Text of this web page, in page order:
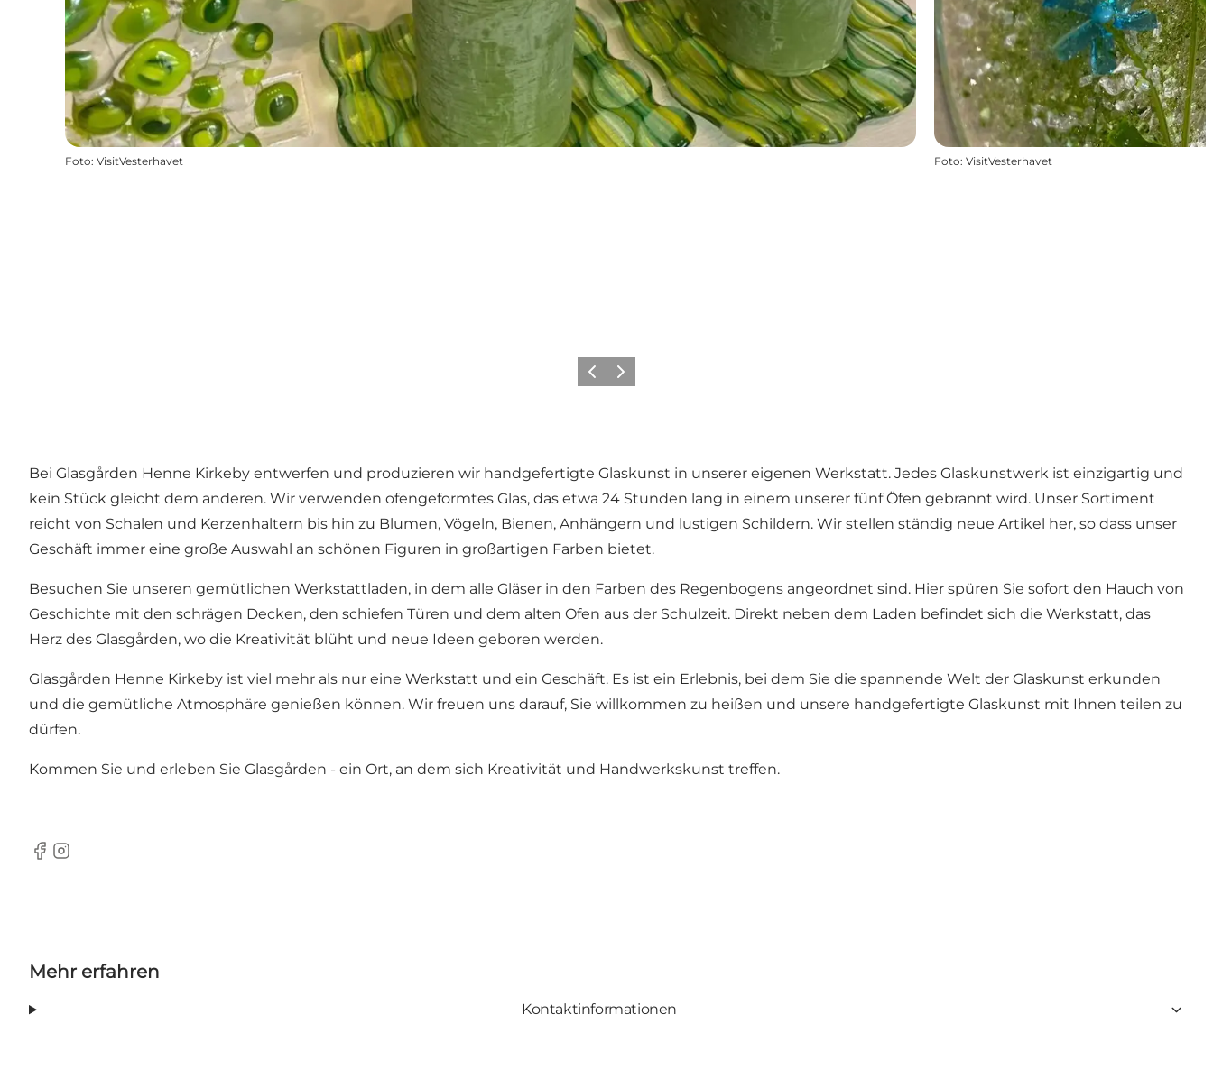
Foto: VisitVesterhavet Foto: VisitVesterhavet
ZurückWeiter
Bei Glasgården Henne Kirkeby entwerfen und produzieren wir handgefertigte Glaskunst in unserer eigenen Werkstatt. Jedes Glaskunstwerk ist einzigartig und
kein Stück gleicht dem anderen. Wir verwenden ofengeformtes Glas, das etwa 24 Stunden lang in einem unserer fünf Öfen gebrannt wird. Unser Sortiment
reicht von Schalen und Kerzenhaltern bis hin zu Blumen, Vögeln, Bienen, Anhängern und lustigen Schildern. Wir stellen ständig neue Artikel her, so dass unser
Geschäft immer eine große Auswahl an schönen Figuren in großartigen Farben bietet.
Besuchen Sie unseren gemütlichen Werkstattladen, in dem alle Gläser in den Farben des Regenbogens angeordnet sind. Hier spüren Sie sofort den Hauch von
Geschichte mit den schrägen Decken, den schiefen Türen und dem alten Ofen aus der Schulzeit. Direkt neben dem Laden befindet sich die Werkstatt, das
Herz des Glasgården, wo die Kreativität blüht und neue Ideen geboren werden.
Glasgården Henne Kirkeby ist viel mehr als nur eine Werkstatt und ein Geschäft. Es ist ein Erlebnis, bei dem Sie die spannende Welt der Glaskunst erkunden
und die gemütliche Atmosphäre genießen können. Wir freuen uns darauf, Sie willkommen zu heißen und unsere handgefertigte Glaskunst mit Ihnen teilen zu
dürfen.
Kommen Sie und erleben Sie Glasgården - ein Ort, an dem sich Kreativität und Handwerkskunst treffen.
Facebook
Instagram
Mehr erfahren
Kontaktinformationen